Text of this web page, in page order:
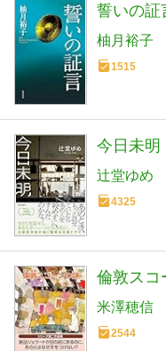
誓いの証
柚月裕子
1515
今日未明
辻堂ゆめ
4325
倫敦スコ
米澤穂信
2544